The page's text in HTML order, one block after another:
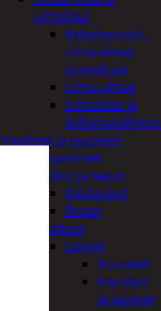
uimalelut
Kylpytynnyrit,
uima-altaat,
porealtaat
Uima-altaat
Uimalelut ja
kelluntavälineet
Vaatteet ja asusteet
Heijastimet
Laukut ja reput
Käsilaukut
Reput
Vaatteet
Lapset
Asusteet
Hanskat
ja lapaset